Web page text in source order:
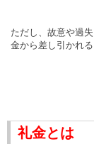
ただし、故意や過
金から差し引かれる
礼金とは